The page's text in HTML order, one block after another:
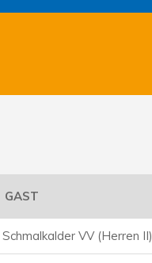
GAST
Schmalkalder VV (Herren II)